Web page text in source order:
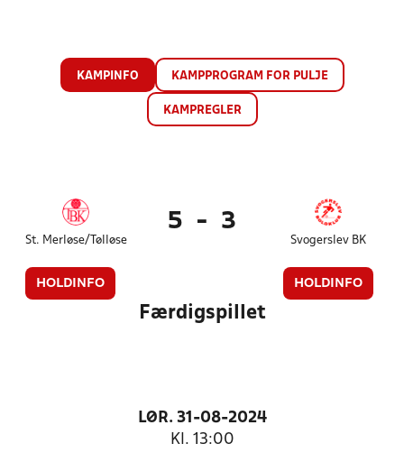
KAMPINFO KAMPPROGRAM FOR PULJE
KAMPREGLER
St. Merløse/Tølløse
HOLDINFO
5 - 3
Svogerslev BK
HOLDINFO
Færdigspillet
LØR. 31-08-2024
Kl. 13:00